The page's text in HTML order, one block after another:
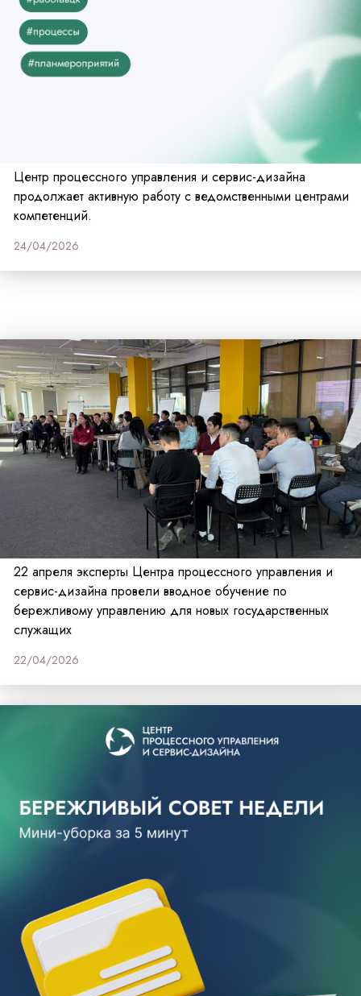
Центр процессного управления и сервис-дизайна
продолжает активную работу с ведомственными центрами
компетенций.
24/04/2026
22 апреля эксперты Центра процессного управления и
сервис-дизайна провели вводное обучение по
бережливому управлению для новых государственных
служащих
22/04/2026